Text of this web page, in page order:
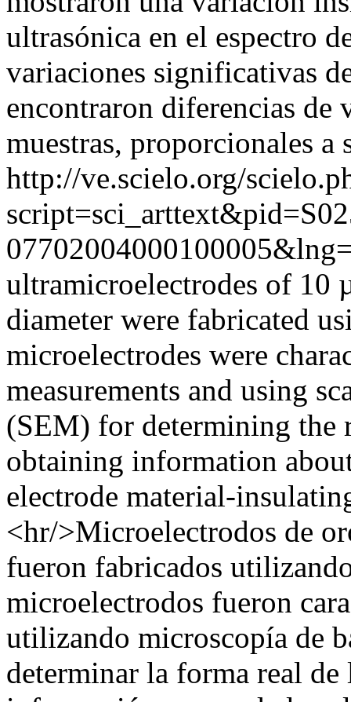
ultrasónica en el espectro
variaciones significativas
encontraron diferencias de
muestras, proporcionales a
http://ve.scielo.org/
ultramicroelectrodes of 10
diameter were fabricated
microelectrodes were
measurements and using
(SEM) for determining the
obtaining information
electrode material-
<hr/>Microelectrodos de
fueron fabricados
microelectrodos fueron
utilizando microscopía de
determinar la forma real